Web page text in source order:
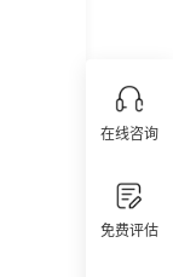
在线咨询
免费评估